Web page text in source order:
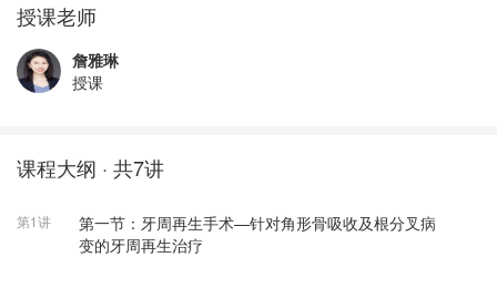
授课老师
詹雅琳
授课
课程大纲 · 共7讲
第1讲
第一节：牙周再生手术—针对角形骨吸收及根分叉病
变的牙周再生治疗